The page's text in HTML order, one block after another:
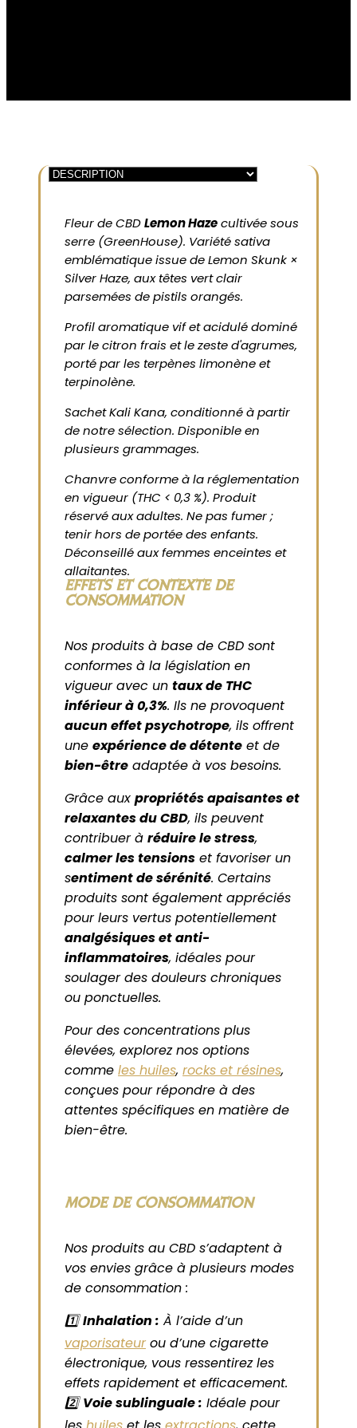
Fleur de CBDLemon Hazecultivée sous
serre (GreenHouse). Variété sativa
emblématique issue de Lemon Skunk ×
Silver Haze, aux têtes vert clair
parsemées de pistils orangés.
Profil aromatique vif et acidulé dominé
par le citron frais et le zeste d'agrumes,
porté par les terpènes limonène et
terpinolène.
Sachet Kali Kana, conditionné à partir
de notre sélection. Disponible en
plusieurs grammages.
Chanvre conforme à la réglementation
en vigueur (THC < 0,3 %). Produit
réservé aux adultes. Ne pas fumer ;
tenir hors de portée des enfants.
Déconseillé aux femmes enceintes et
allaitantes.
EFFETS ET CONTEXTE DE
CONSOMMATION
Nos produits à base de CBD sont
conformes à la législation en
vigueur avec un taux de THC
inférieur à 0,3%. Ils ne provoquent
aucun effet psychotrope, ils offrent
une expérience de détente et de
bien-être adaptée à vos besoins.
Grâce aux propriétés apaisantes et
relaxantes du CBD, ils peuvent
contribuer à réduire le stress,
calmer les tensions et favoriser un
sentiment de sérénité. Certains
produits sont également appréciés
pour leurs vertus potentiellement
analgésiques et anti-
inflammatoires, idéales pour
soulager des douleurs chroniques
ou ponctuelles.
Pour des concentrations plus
élevées, explorez nos options
comme les huiles, rocks et résines,
conçues pour répondre à des
attentes spécifiques en matière de
bien-être.
MODE DE CONSOMMATION
Nos produits au CBD s’adaptent à
vos envies grâce à plusieurs modes
de consommation :
1️⃣Inhalation : À l’aide d’un
vaporisateurou d’une cigarette
électronique, vous ressentirez les
effets rapidement et efficacement.
2️⃣Voie sublinguale : Idéale pour